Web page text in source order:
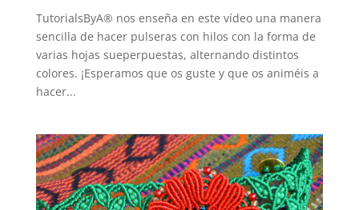
TutorialsByA® nos enseña en este vídeo una manera
sencilla de hacer pulseras con hilos con la forma de
varias hojas sueperpuestas, alternando distintos
colores. ¡Esperamos que os guste y que os animéis a
hacer...